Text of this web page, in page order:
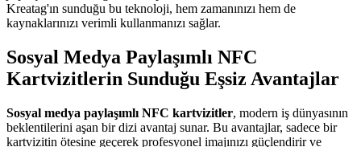
Kreatag'ın sunduğu bu teknoloji, hem zamanınızı hem de
kaynaklarınızı verimli kullanmanızı sağlar.
Sosyal Medya Paylaşımlı NFC
Kartvizitlerin Sunduğu Eşsiz Avantajlar
Sosyal medya paylaşımlı NFC kartvizitler, modern iş dünyasının
beklentilerini aşan bir dizi avantaj sunar. Bu avantajlar, sadece bir
kartvizitin ötesine geçerek profesyonel imajınızı güçlendirir ve